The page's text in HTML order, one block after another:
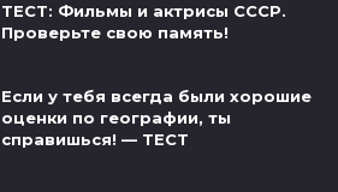
ТЕСТ: Фильмы и актрисы СССР.
Проверьте свою память!
Если у тебя всегда были хорошие
оценки по географии, ты
справишься! — ТЕСТ